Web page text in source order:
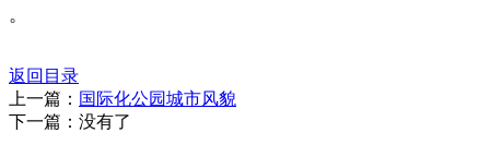
。
返回目录
上一篇： 国际化公园城市风貌
下一篇：没有了